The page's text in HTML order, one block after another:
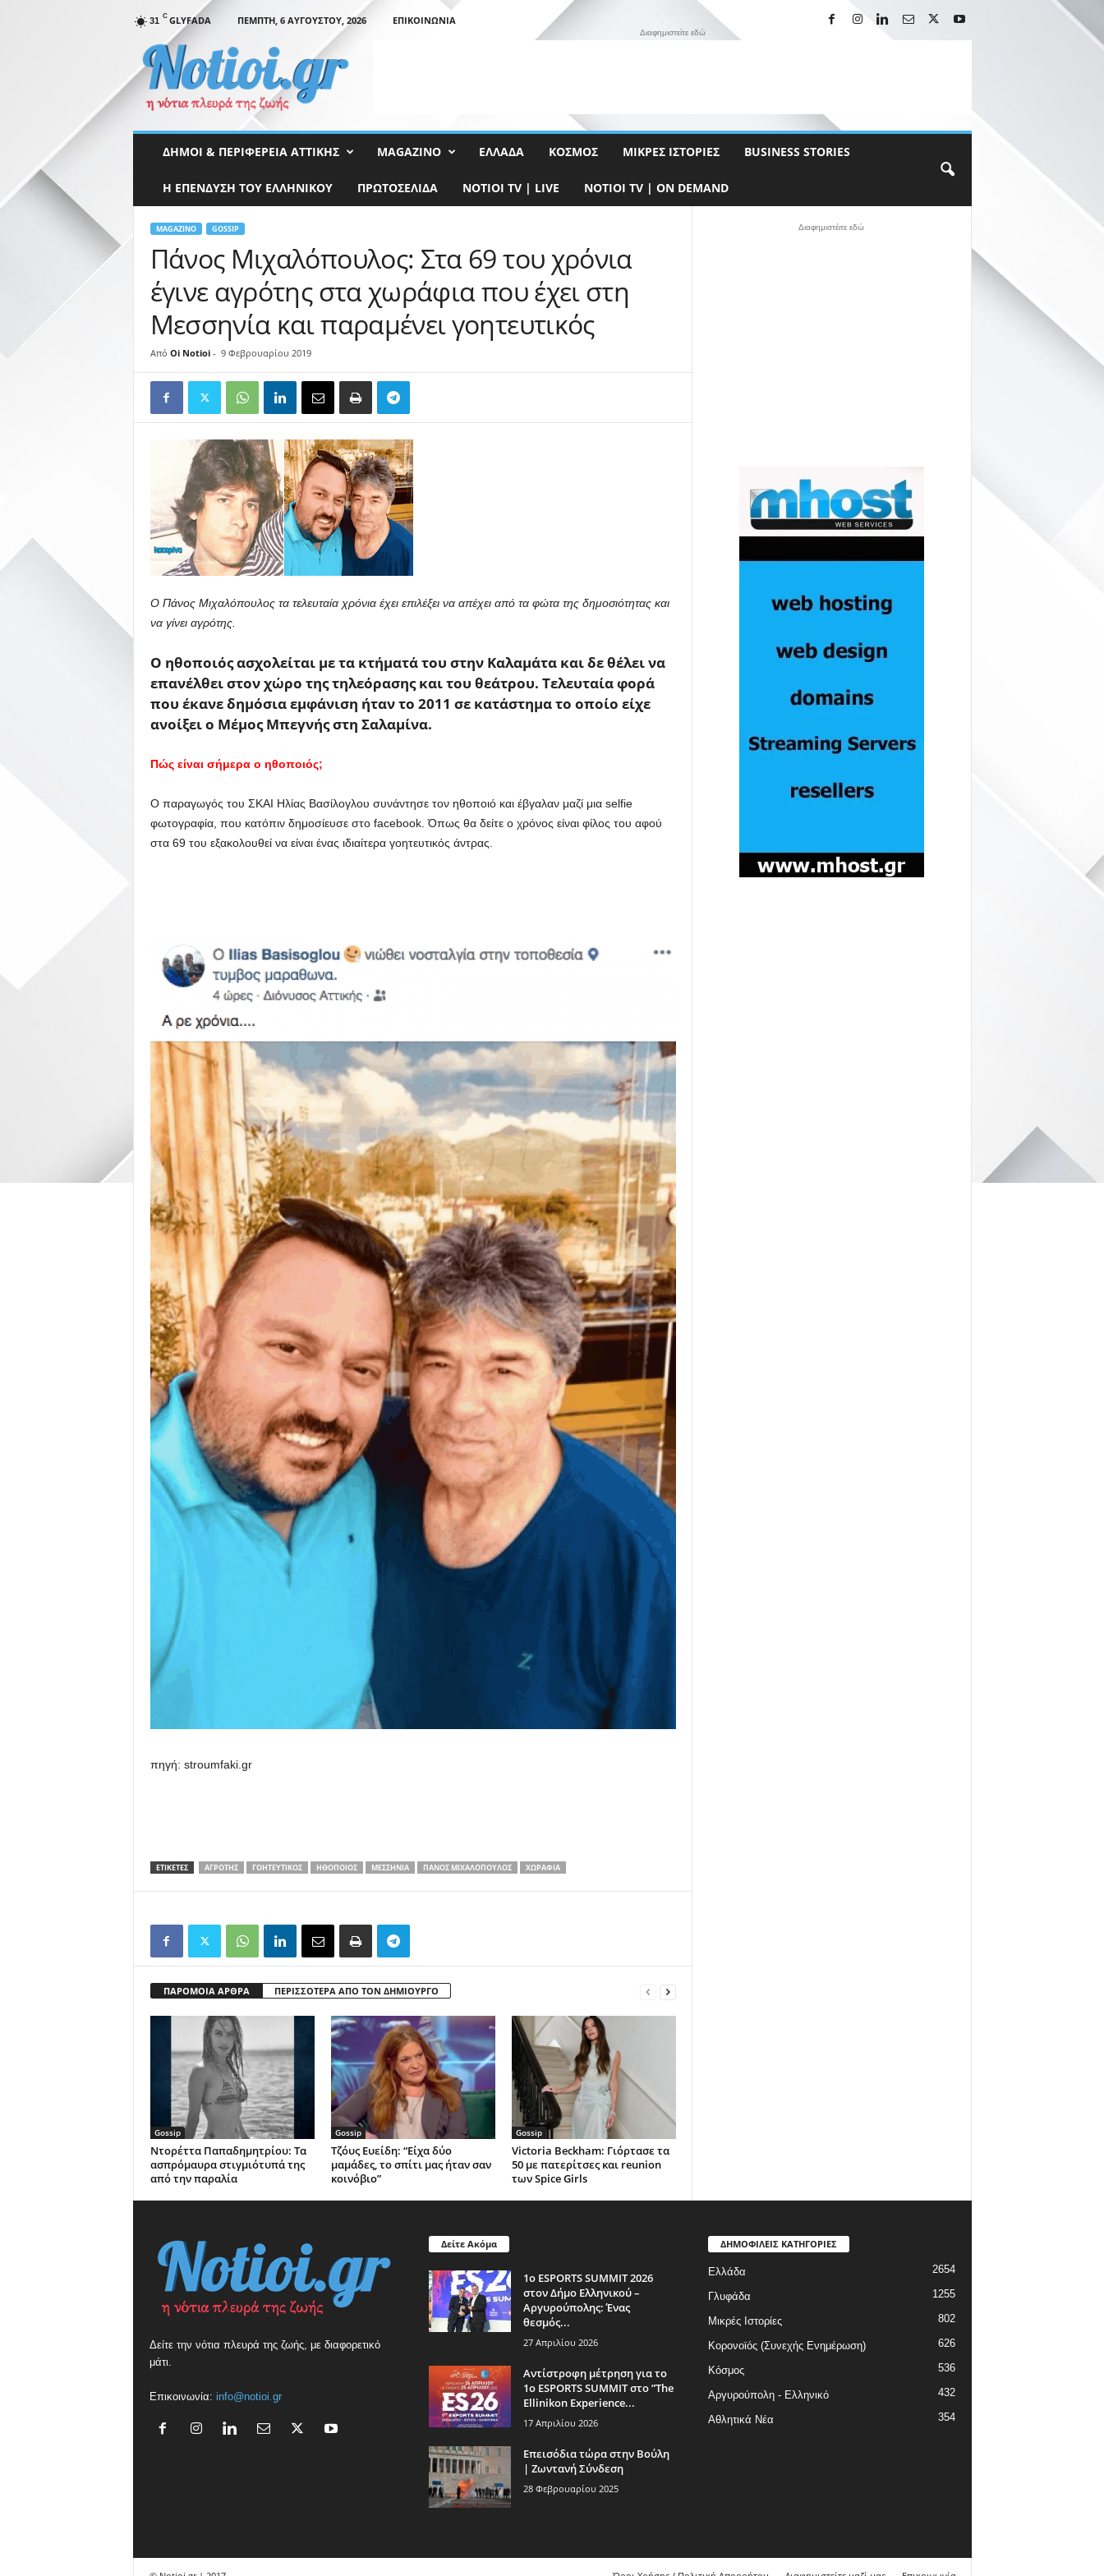
31 C GLYFADA ΠΈΜΠΤΗ, 6 ΑΥΓΟΎΣΤΟΥ, 2026
ΕΠΙΚΟΙΝΩΝΊΑ
t
Διαφημιστείτε εδώ
ΔΉΜΟΙ & ΠΕΡΙΦΈΡΕΙΑ ΑΤΤΙΚΉΣ MAGAZINO ΕΛΛΆΔΑ ΚΌΣΜΟΣ ΜΙΚΡΈΣ ΙΣΤΟΡΊΕΣ BUSINESS STORIES
Η ΕΠΕΝΔΥΣΗ ΤΟΥ ΕΛΛΗΝΙΚΟΥ ΠΡΩΤΟΣΈΛΙΔΑ NOTIOI TV | LIVE NOTIOI TV | ON DEMAND
MAGAZINO GOSSIP
Πάνος Μιχαλόπουλος: Στα 69 του χρόνια
έγινε αγρότης στα χωράφια που έχει στη
Μεσσηνία και παραμένει γοητευτικός
Από Oi Notioi- 9 Φεβρουαρίου 2019
Ο Πάνος Μιχαλόπουλος τα τελευταία χρόνια έχει επιλέξει να απέχει από τα φώτα της δημοσιότητας και
να γίνει αγρότης.
Ο ηθοποιός ασχολείται με τα κτήματά του στην Καλαμάτα και δε θέλει να
επανέλθει στον χώρο της τηλεόρασης και του θεάτρου. Τελευταία φορά
που έκανε δημόσια εμφάνιση ήταν το 2011 σε κατάστημα το οποίο είχε
ανοίξει ο Μέμος Μπεγνής στη Σαλαμίνα.
Πώς είναι σήμερα ο ηθοποιός;
Ο παραγωγός του ΣΚΑΙ Ηλίας Βασίλογλου συνάντησε τον ηθοποιό και έβγαλαν μαζί μια selfie
φωτογραφία, που κατόπιν δημοσίευσε στο facebook. Όπως θα δείτε ο χρόνος είναι φίλος του αφού
στα 69 του εξακολουθεί να είναι ένας ιδιαίτερα γοητευτικός άντρας.
πηγή: stroumfaki.gr
ΕΤΙΚΕΤΕΣ ΑΓΡΌΤΗΣ ΓΟΗΤΕΥΤΙΚΌΣ ΗΘΟΠΟΙΌΣ ΜΕΣΣΗΝΊΑ ΠΆΝΟΣ ΜΙΧΑΛΌΠΟΥΛΟΣ ΧΩΡΆΦΙΑ
ΠΑΡΟΜΟΙΑ ΑΡΘΡΑ ΠΕΡΙΣΣΟΤΕΡΑ ΑΠΟ ΤΟΝ ΔΗΜΙΟΥΡΓΟ
Gossip
Ντορέττα Παπαδημητρίου: Τα
ασπρόμαυρα στιγμιότυπά της
από την παραλία
Gossip
Τζόυς Ευείδη: “Είχα δύο
μαμάδες, το σπίτι μας ήταν σαν
κοινόβιο”
Gossip
Victoria Beckham: Γιόρτασε τα
50 με πατερίτσες και reunion
των Spice Girls
Διαφημιστέιτε εδώ
Δείτε την νότια πλευρά της ζωής, με διαφορετικό
μάτι.
Επικοινωνία: info@notioi.gr
Δείτε Ακόμα
1ο ESPORTS SUMMIT 2026
στον Δήμο Ελληνικού –
Αργυρούπολης: Ένας
θεσμός...
27 Απριλίου 2026
Αντίστροφη μέτρηση για το
1ο ESPORTS SUMMIT στο ”The
Ellinikon Experience...
17 Απριλίου 2026
Επεισόδια τώρα στην Βούλη
| Ζωντανή Σύνδεση
28 Φεβρουαρίου 2025
ΔΗΜΟΦΙΛΕΙΣ ΚΑΤΗΓΟΡΙΕΣ
Ελλάδα 2654
Γλυφάδα 1255
Μικρές Ιστορίες 802
Κορονοϊός (Συνεχής Ενημέρωση) 626
Κόσμος 536
Αργυρούπολη - Ελληνικό 432
Αθλητικά Νέα 354